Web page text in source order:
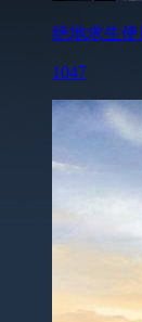
绝地求生使
1047